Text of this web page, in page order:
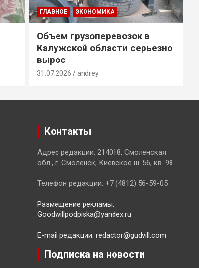
ГЛАВНОЕ ЭКОНОМИКА
Объем грузоперевозок в
Калужской области серьезно
вырос
31.07.2026 andrey
Контакты
Адрес редакции: 214018, Смоленская
обл., г. Смоленск, Киевское ш. 56, кв. 98
Телефон редакции: +7 (4812) 56-59-05
Размещение рекламы:
Goodwillpodpiska@yandex.ru
E-mail редакции: redactor@gudvill.com
Подписка на новости